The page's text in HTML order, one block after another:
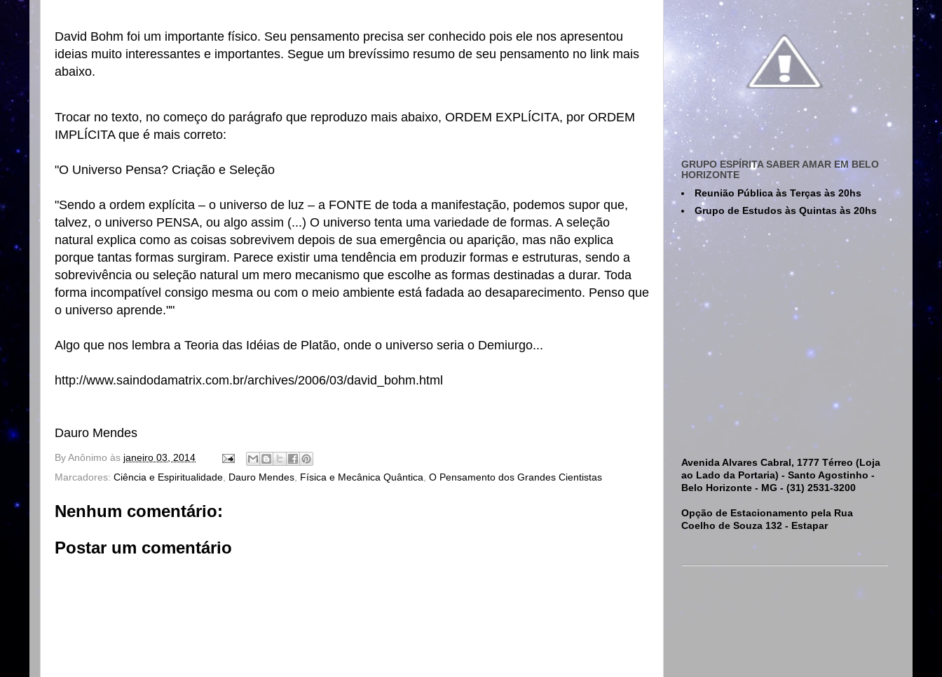
David Bohm foi um importante físico. Seu pensamento precisa ser conhecido pois ele nos apresentou
ideias muito interessantes e importantes. Segue um brevíssimo resumo de seu pensamento no link mais
abaixo.
Trocar no texto, no começo do parágrafo que reproduzo mais abaixo, ORDEM EXPLÍCITA, por ORDEM
IMPLÍCITA que é mais correto:
"O Universo Pensa? Criação e Seleção
"Sendo a ordem explícita – o universo de luz – a FONTE de toda a manifestação, podemos supor que,
talvez, o universo PENSA, ou algo assim (...) O universo tenta uma variedade de formas. A seleção
natural explica como as coisas sobrevivem depois de sua emergência ou aparição, mas não explica
porque tantas formas surgiram. Parece existir uma tendência em produzir formas e estruturas, sendo a
sobrevivência ou seleção natural um mero mecanismo que escolhe as formas destinadas a durar. Toda
forma incompatível consigo mesma ou com o meio ambiente está fadada ao desaparecimento. Penso que
o universo aprende.""
Algo que nos lembra a Teoria das Idéias de Platão, onde o universo seria o Demiurgo...
http://www.saindodamatrix.com.br/archives/2006/03/david_bohm.html
Dauro Mendes
By Anônimo às janeiro 03, 2014
Marcadores: Ciência e Espiritualidade Dauro Mendes Física e Mecânica Quântica O Pensamento dos Grandes Cientistas
Nenhum comentário:
Postar um comentário
GRUPO ESPÍRITA SABER AMAR EM BELO
HORIZONTE
Reunião Pública às Terças às 20hs
Grupo de Estudos às Quintas às 20hs
Avenida Alvares Cabral, 1777 Térreo (Loja
ao Lado da Portaria) - Santo Agostinho -
Belo Horizonte - MG - (31) 2531-3200
Opção de Estacionamento pela Rua
Coelho de Souza 132 - Estapar